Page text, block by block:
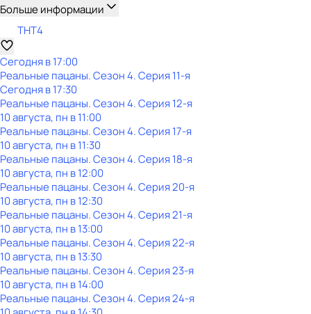
Больше информации
ТНТ4
Сегодня в 17:00
Реальные пацаны. Сезон 4. Серия 11-я
Сегодня в 17:30
Реальные пацаны. Сезон 4. Серия 12-я
10 августа, пн в 11:00
Реальные пацаны. Сезон 4. Серия 17-я
10 августа, пн в 11:30
Реальные пацаны. Сезон 4. Серия 18-я
10 августа, пн в 12:00
Реальные пацаны. Сезон 4. Серия 20-я
10 августа, пн в 12:30
Реальные пацаны. Сезон 4. Серия 21-я
10 августа, пн в 13:00
Реальные пацаны. Сезон 4. Серия 22-я
10 августа, пн в 13:30
Реальные пацаны. Сезон 4. Серия 23-я
10 августа, пн в 14:00
Реальные пацаны. Сезон 4. Серия 24-я